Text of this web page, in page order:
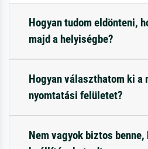
Hogyan tudom eldönteni,
majd a helyiségbe?
Hogyan választhatom ki a
nyomtatási felületet?
Nem vagyok biztos